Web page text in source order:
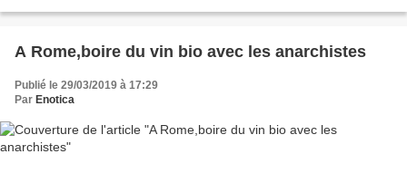
A Rome,boire du vin bio avec les anarchistes
Publié le 29/03/2019 à 17:29
Par Enotica